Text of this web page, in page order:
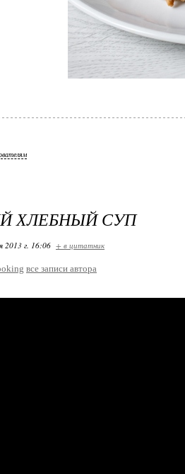
ХЛЕБНЫЙ СУП
2013 г. 16:06 + в цитатник
все записи автора